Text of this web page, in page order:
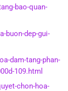
bao-quan-
buon-dep-gui-
dam-tang-phan-
109.html
chon-hoa-